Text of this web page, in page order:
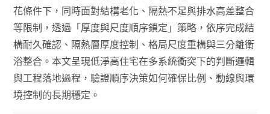
花條件下，同時面對結構老化、隔熱不足與排水高差整合
等限制，透過「厚度與尺度順序鎖定」策略，依序完成結
構耐久確認、隔熱層厚度控制、格局尺度重構與三分離衛
浴整合。本文呈現低淨高住宅在多系統衝突下的判斷邏輯
與工程落地過程，驗證順序決策如何確保比例、動線與環
境控制的長期穩定。